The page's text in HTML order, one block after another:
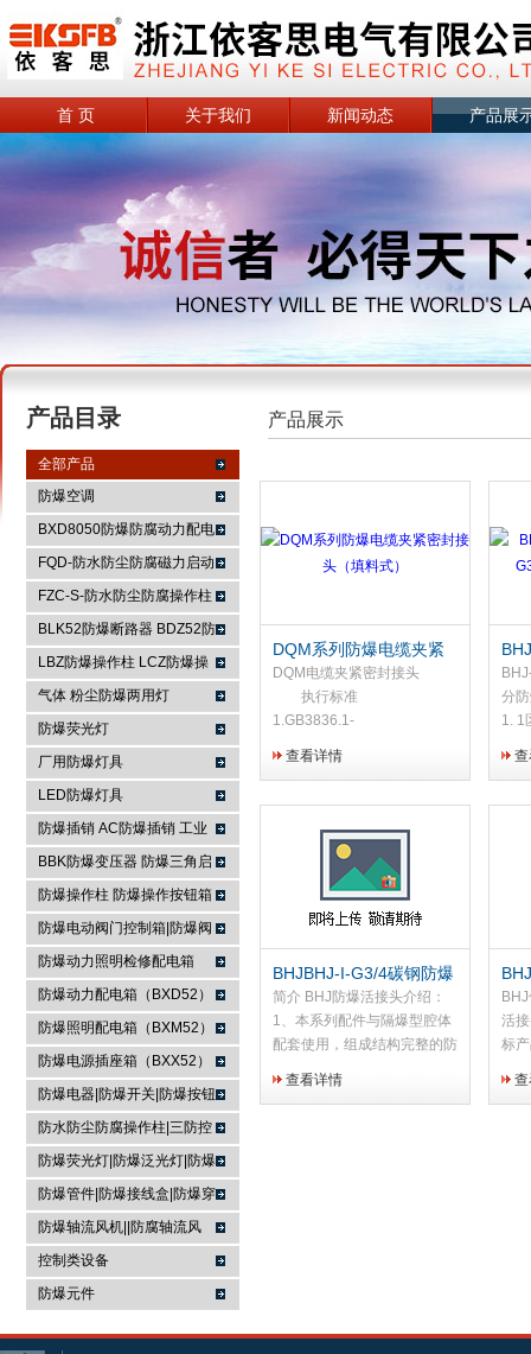
浙江依客思电气有限公司
首 页 关于我们 新闻动态 产品展
产品目录
全部产品
防爆空调
BXD8050防爆防腐动力配电
箱
FQD-防水防尘防腐磁力启动
器
FZC-S-防水防尘防腐操作柱
FXK-S防水防尘防腐控制箱
BLK52防爆断路器 BDZ52防
爆断路器
LBZ防爆操作柱 LCZ防爆操
作柱
气体 粉尘防爆两用灯
防爆荧光灯
厂用防爆灯具
LED防爆灯具
防爆插销 AC防爆插销 工业
插座 防爆防腐插销装置
BBK防爆变压器 防爆三角启
动器 防爆控制箱
防爆操作柱 防爆操作按钮箱
防爆主令控制器
防爆电动阀门控制箱|防爆阀
门箱
防爆动力照明检修配电箱
防爆动力配电箱（BXD52）
防爆照明配电箱（BXM52）
防爆电源插座箱（BXX52）
防爆电器|防爆开关|防爆按钮
防水防尘防腐操作柱|三防控
制箱|
防爆荧光灯|防爆泛光灯|防爆
投光灯▏防爆应急灯
防爆管件|防爆接线盒|防爆穿
线盒|防爆活接头|防爆挠性管
防爆轴流风机||防腐轴流风
机|防爆排风扇
控制类设备
防爆元件
产品展示
DQM系列防爆电缆夹紧
密封接头（填料式）
DQM电缆夹紧密封接头
执行标准
1.GB3836.1-
2000,GB3836.3-2000,等效
7,EN50014,EN50018,EN50019
2.防爆合格证号：
8000505,GYB04662U
查看详情
头
头
分
1. 1
BHJBHJ-I-G3/4碳钢防爆
活接头BHJ-II-G3/4不锈
钢防爆活接头G1防爆活
接头
简介 BHJ防爆活接头介绍：
1、本系列配件与隔爆型腔体
配套使用，组成结构完整的防
单独使用于爆炸性危险环境；
查看详情
防
非
活
标